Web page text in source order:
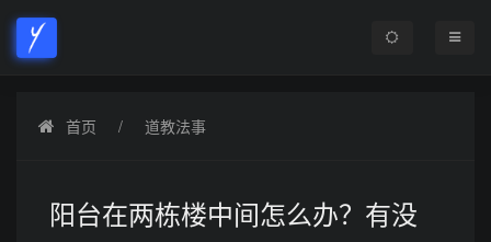
首页 道教法事
阳台在两栋楼中间怎么办？有没